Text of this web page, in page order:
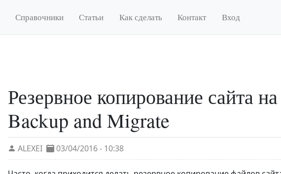
Справочники Статьи Как сделать Контакт Вход
Резервное копирование сайта
Backup and Migrate
ALEXEI 03/04/2016 - 10:38